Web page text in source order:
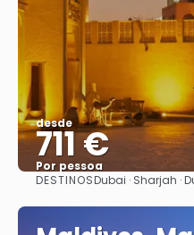
desde
711 €
Por pessoa
DESTINOSDubai · Sharjah ·